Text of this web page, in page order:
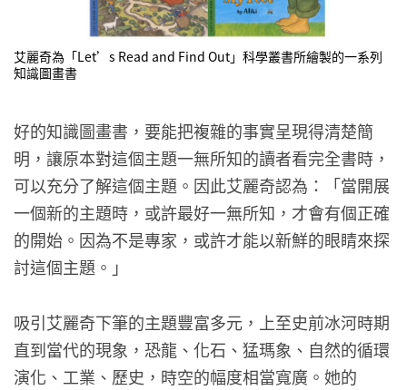
艾麗奇為「Let’s Read and Find Out」科學叢書所繪製的一系列
知識圖畫書
好的知識圖畫書，要能把複雜的事實呈現得清楚簡
明，讓原本對這個主題一無所知的讀者看完全書時，
可以充分了解這個主題。因此艾麗奇認為：「當開展
一個新的主題時，或許最好一無所知，才會有個正確
的開始。因為不是專家，或許才能以新鮮的眼睛來探
討這個主題。」
吸引艾麗奇下筆的主題豐富多元，上至史前冰河時期
直到當代的現象，恐龍、化石、猛瑪象、自然的循環
演化、工業、歷史，時空的幅度相當寬廣。她的